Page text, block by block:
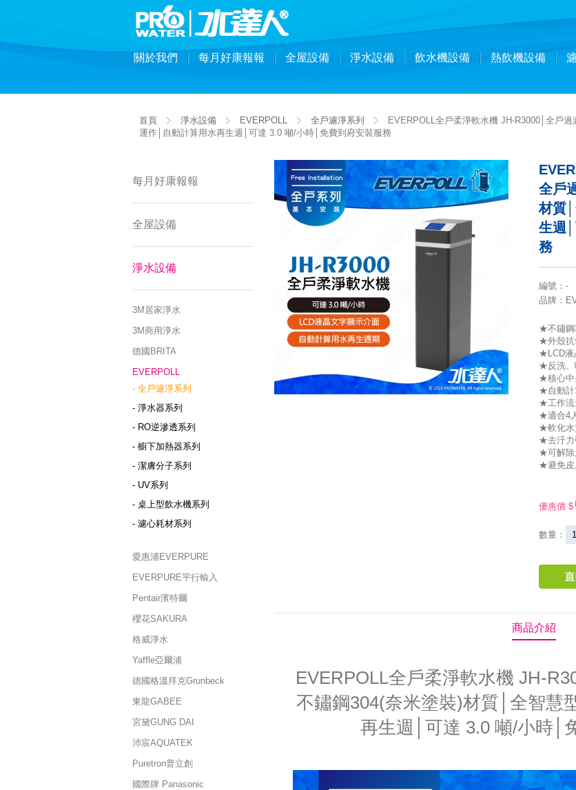
關於我們 每月好康報報 全屋設備 淨水設備 飲水機設備 熱飲機設備
首頁 淨水設備 EVERPOLL 全戶濾淨系列
EVERPOLL全戶柔淨軟水機 JH-R3000│全戶
運作│自動計算用水再生週│可達 3.0 噸/小時│免費到府安裝服務
每月好康報報
全屋設備
淨水設備
3M居家淨水
3M商用淨水
德國BRITA
EVERPOLL
- 全戶濾淨系列
- 淨水器系列
- RO逆滲透系列
- 櫥下加熱器系列
- 潔膚分子系列
- UV系列
- 桌上型飲水機系列
- 濾心耗材系列
愛惠浦EVERPURE
EVERPURE平行輸入
Pentair濱特爾
櫻花SAKURA
格威淨水
Yaffle亞爾浦
德國格溫拜克Grunbeck
東龍GABEE
宮黛GUNG DAI
沛宸AQUATEK
Puretron普立創
國際牌 Panasonic
全戶
材質
生週
務
編號 ： -
品牌 ：
★不鏽鋼
★外殼抗
★LCD液
★反洗、
★核心中
★自動計
★工作流
★適合4
★軟化水
★去汙力
★可解除
★避免皮
優惠價 $
數量：
商品介紹
EVERPOLL全戶柔淨軟水機 JH-
不鏽鋼304(奈米塗裝)材質│全智慧
再生週│可達 3.0 噸/小時│